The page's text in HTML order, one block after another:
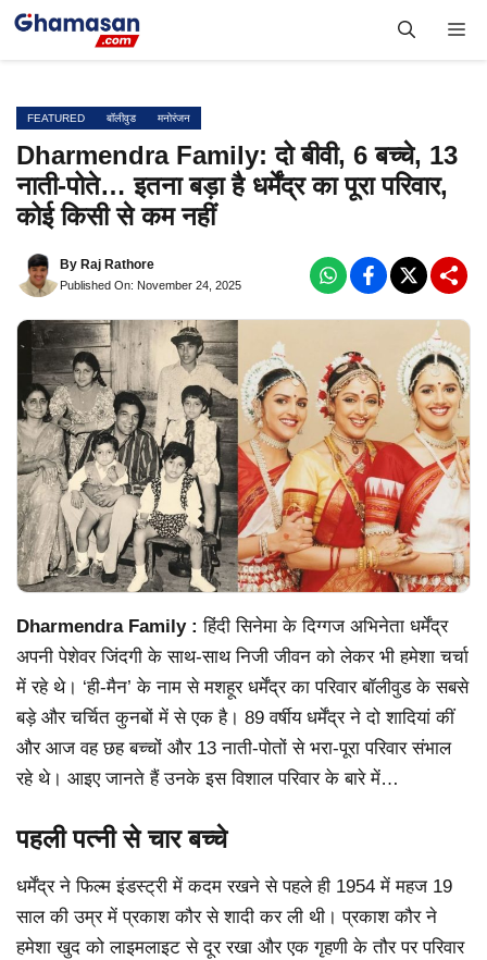
Skip
FEATURED बॉलीवुड मनोरंजन
Dharmendra Family: दो बीवी, 6 बच्चे, 13
नाती-पोते… इतना बड़ा है धर्मेंद्र का पूरा परिवार,
कोई किसी से कम नहीं
By Raj Rathore
Published On: November 24, 2025
Dharmendra Family : हिंदी सिनेमा के दिग्गज अभिनेता धर्मेंद्र
अपनी पेशेवर जिंदगी के साथ-साथ निजी जीवन को लेकर भी हमेशा चर्चा
में रहे थे। ‘ही-मैन’ के नाम से मशहूर धर्मेंद्र का परिवार बॉलीवुड के सबसे
बड़े और चर्चित कुनबों में से एक है। 89 वर्षीय धर्मेंद्र ने दो शादियां कीं
और आज वह छह बच्चों और 13 नाती-पोतों से भरा-पूरा परिवार संभाल
रहे थे। आइए जानते हैं उनके इस विशाल परिवार के बारे में…
पहली पत्नी से चार बच्चे
धर्मेंद्र ने फिल्म इंडस्ट्री में कदम रखने से पहले ही 1954 में महज 19
साल की उम्र में प्रकाश कौर से शादी कर ली थी। प्रकाश कौर ने
हमेशा खुद को लाइमलाइट से दूर रखा और एक गृहणी के तौर पर परिवार